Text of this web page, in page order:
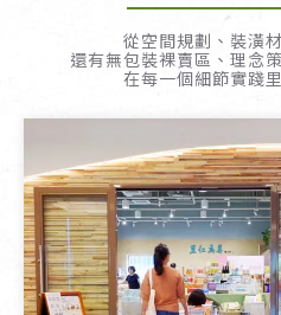
從空間規劃、裝潢
還有無包裝裸賣區、理念
在每一個細節實踐